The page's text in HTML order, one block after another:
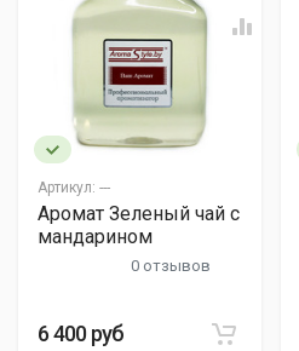
Артикул: ---
Аромат Зеленый чай с
мандарином
0 отзывов
6 400 руб